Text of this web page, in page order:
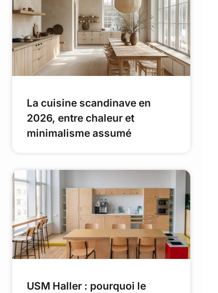
La cuisine scandinave en
2026, entre chaleur et
minimalisme assumé
USM Haller : pourquoi le